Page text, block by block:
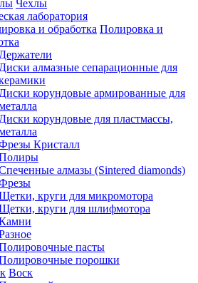
Чехлы
лаборатория
Полировка и
Держатели
Диски алмазные сепарационные для
Диски корундовые армированные для
Диски корундовые для пластмассы,
Кристалл
алмазы (Sintered diamonds)
круги для микромотора
круги для шлифмотора
пасты
порошки
Воск